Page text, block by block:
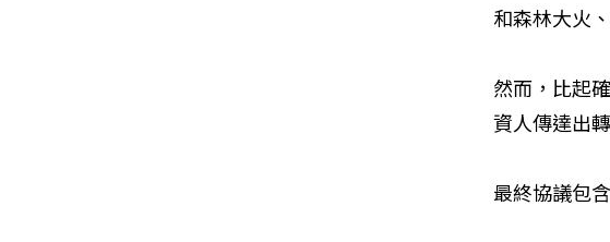
和森林大火
然而，比起
資人傳達出
最終協議包